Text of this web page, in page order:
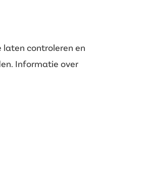
controleren en
Informatie over